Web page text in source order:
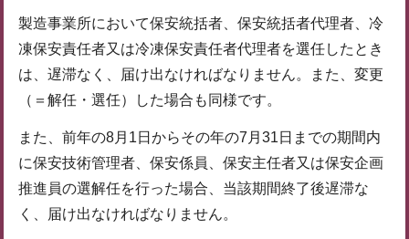
製造事業所において保安統括者、保安統括者代理者、冷
凍保安責任者又は冷凍保安責任者代理者を選任したとき
は、遅滞なく、届け出なければなりません。また、変更
（＝解任・選任）した場合も同様です。
また、前年の8月1日からその年の7月31日までの期間内
に保安技術管理者、保安係員、保安主任者又は保安企画
推進員の選解任を行った場合、当該期間終了後遅滞な
く、届け出なければなりません。